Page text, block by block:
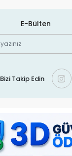
E-Bülten
Bizi Takip Edin